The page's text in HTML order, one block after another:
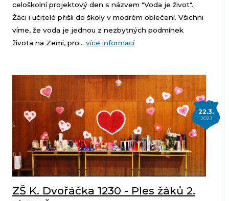
celoškolní projektový den s názvem "Voda je život".
Žáci i učitelé přišli do školy v modrém oblečení. Všichni
víme, že voda je jednou z nezbytných podmínek
života na Zemi, pro... více informací
22.3.
2023
ZŠ K. Dvořáčka 1230 - Ples žáků 2.